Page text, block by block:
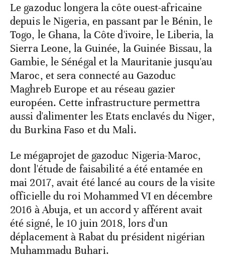
Le gazoduc longera la côte ouest-africaine
depuis le Nigeria, en passant par le Bénin, le
Togo, le Ghana, la Côte d'ivoire, le Liberia, la
Sierra Leone, la Guinée, la Guinée Bissau, la
Gambie, le Sénégal et la Mauritanie jusqu'au
Maroc, et sera connecté au Gazoduc
Maghreb Europe et au réseau gazier
européen. Cette infrastructure permettra
aussi d'alimenter les Etats enclavés du Niger,
du Burkina Faso et du Mali.
Le mégaprojet de gazoduc Nigeria-Maroc,
dont l'étude de faisabilité a été entamée en
mai 2017, avait été lancé au cours de la visite
officielle du roi Mohammed VI en décembre
2016 à Abuja, et un accord y afférent avait
été signé, le 10 juin 2018, lors d'un
déplacement à Rabat du président nigérian
Muhammadu Buhari.